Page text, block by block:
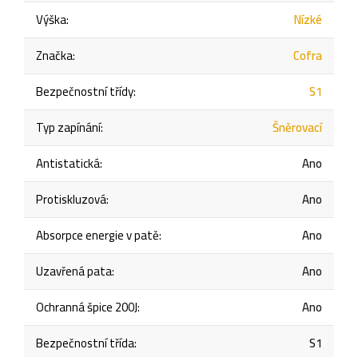
Výška:
Nízké
Značka:
Cofra
Bezpečnostní třídy:
S1
Typ zapínání:
Šněrovací
Antistatická:
Ano
Protiskluzová:
Ano
Absorpce energie v patě:
Ano
Uzavřená pata:
Ano
Ochranná špice 200J:
Ano
Bezpečnostní třída: S1